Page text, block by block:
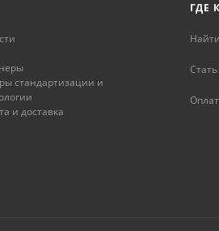
стандартизации и
и доставка
ГДЕ